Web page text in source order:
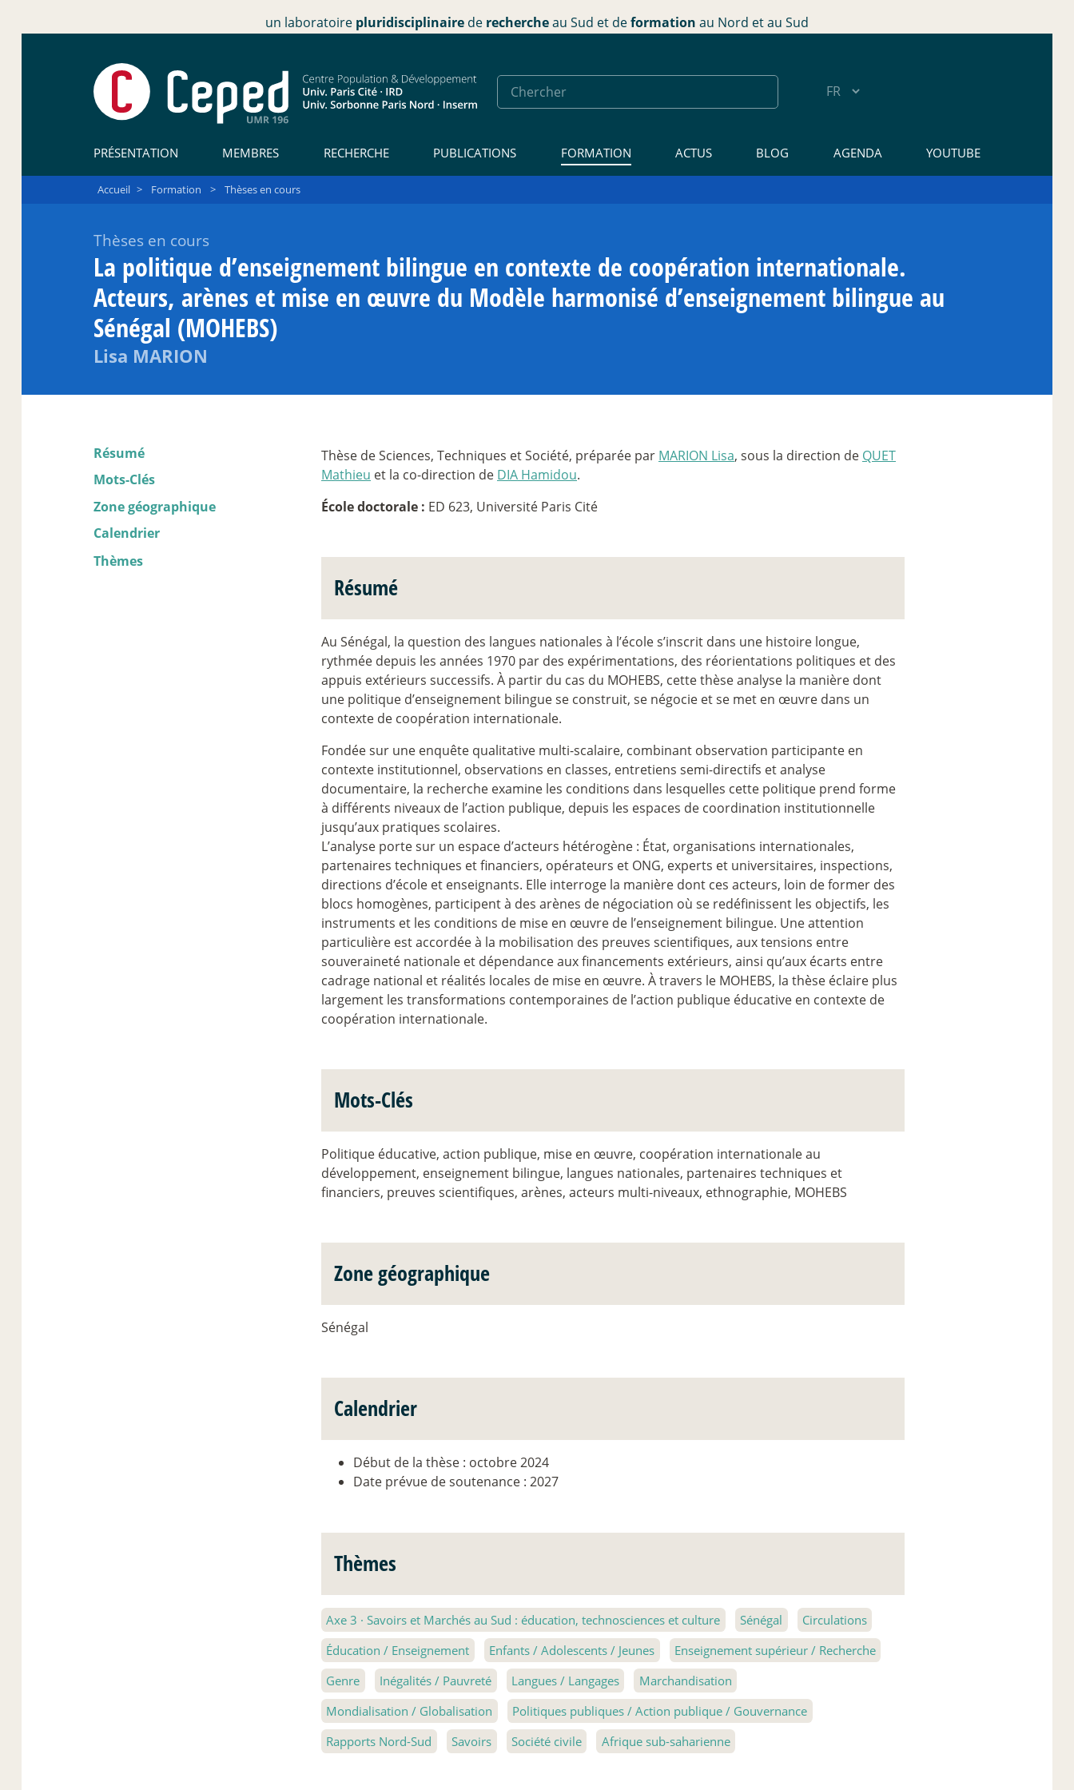
un laboratoire pluridisciplinaire de rechercheau Sud et deformation au Nord et au Sud
PRÉSENTATION MEMBRES RECHERCHE PUBLICATIONS FORMATION ACTUS BLOG AGENDA YOUTUBE
Accueil > Formation > Thèses en cours
Thèses en cours
La politique d’enseignement bilingue en contexte de coopération internationale.
Acteurs, arènes et mise en œuvre du Modèle harmonisé d’enseignement bilingue au
Sénégal (MOHEBS)
Lisa MARION
Résumé
Mots-Clés
Zone géographique
Calendrier
Thèmes
Thèse de Sciences, Techniques et Société, préparée par MARION Lisa, sous la direction de QUET
Mathieu et la co-direction de DIA Hamidou.
École doctorale : ED 623, Université Paris Cité
Résumé
Au Sénégal, la question des langues nationales à l’école s’inscrit dans une histoire longue,
rythmée depuis les années 1970 par des expérimentations, des réorientations politiques et des
appuis extérieurs successifs. À partir du cas du MOHEBS, cette thèse analyse la manière dont
une politique d’enseignement bilingue se construit, se négocie et se met en œuvre dans un
contexte de coopération internationale.
Fondée sur une enquête qualitative multi-scalaire, combinant observation participante en
contexte institutionnel, observations en classes, entretiens semi-directifs et analyse
documentaire, la recherche examine les conditions dans lesquelles cette politique prend forme
à différents niveaux de l’action publique, depuis les espaces de coordination institutionnelle
jusqu’aux pratiques scolaires.
L’analyse porte sur un espace d’acteurs hétérogène : État, organisations internationales,
partenaires techniques et financiers, opérateurs et ONG, experts et universitaires, inspections,
directions d’école et enseignants. Elle interroge la manière dont ces acteurs, loin de former des
blocs homogènes, participent à des arènes de négociation où se redéfinissent les objectifs, les
instruments et les conditions de mise en œuvre de l’enseignement bilingue. Une attention
particulière est accordée à la mobilisation des preuves scientifiques, aux tensions entre
souveraineté nationale et dépendance aux financements extérieurs, ainsi qu’aux écarts entre
cadrage national et réalités locales de mise en œuvre. À travers le MOHEBS, la thèse éclaire plus
largement les transformations contemporaines de l’action publique éducative en contexte de
coopération internationale.
Mots-Clés
Politique éducative, action publique, mise en œuvre, coopération internationale au
développement, enseignement bilingue, langues nationales, partenaires techniques et
financiers, preuves scientifiques, arènes, acteurs multi-niveaux, ethnographie, MOHEBS
Zone géographique
Sénégal
Calendrier
Début de la thèse : octobre 2024
Date prévue de soutenance : 2027
Thèmes
Axe 3 · Savoirs et Marchés au Sud : éducation, technosciences et culture Sénégal
Circulations
Éducation / Enseignement
Enfants / Adolescents / Jeunes
Enseignement supérieur / Recherche
Genre
Inégalités / Pauvreté Langues / Langages
Marchandisation
Mondialisation / Globalisation
Politiques publiques / Action publique / Gouvernance
Rapports Nord-Sud
Savoirs Société civile Afrique sub-saharienne